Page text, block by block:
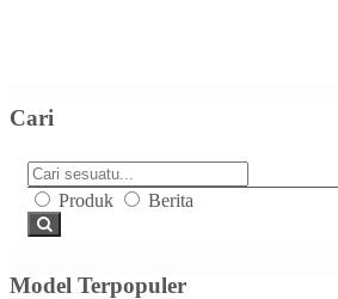
Cari
Produk Berita
Model Terpopuler